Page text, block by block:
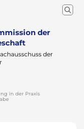
der
der
in der Praxis